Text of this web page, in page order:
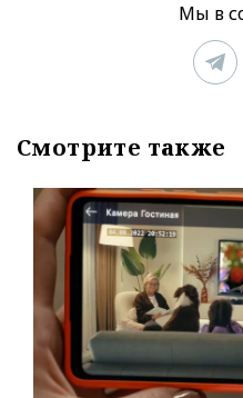
Мы в
Смотрите также